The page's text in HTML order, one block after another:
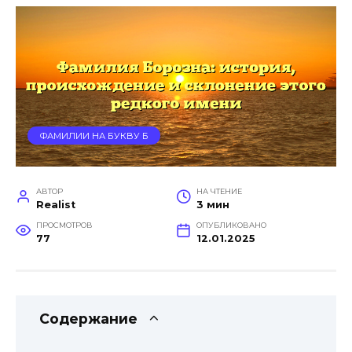
ФАМИЛИИ НА БУКВУ Б
АВТОР
Realist
НА ЧТЕНИЕ
3 мин
ПРОСМОТРОВ
77
ОПУБЛИКОВАНО
12.01.2025
Содержание